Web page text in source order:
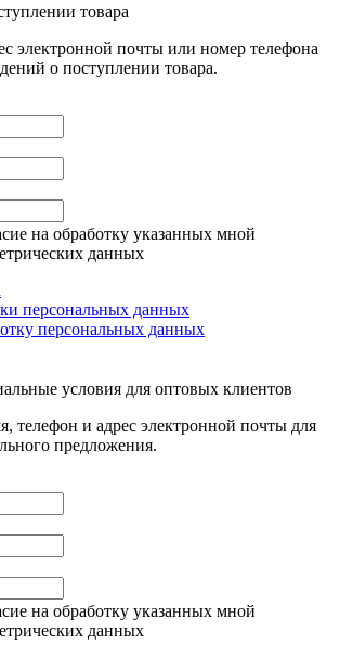
товара
электронной почты или номер телефона
о поступлении товара.
на обработку указанных мной
данных
персональных данных
персональных данных
условия для оптовых клиентов
телефон и адрес электронной почты для
предложения.
на обработку указанных мной
данных